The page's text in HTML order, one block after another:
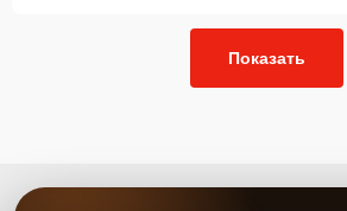
Показать